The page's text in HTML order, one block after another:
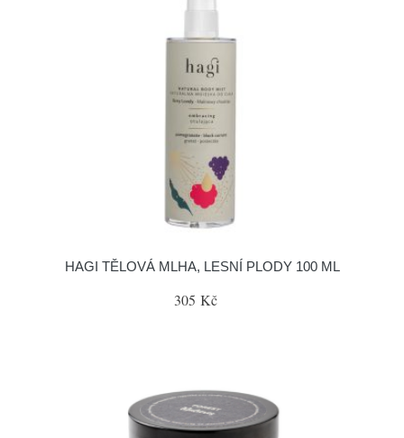
HAGI TĚLOVÁ MLHA, LESNÍ PLODY 100 ML
305 Kč